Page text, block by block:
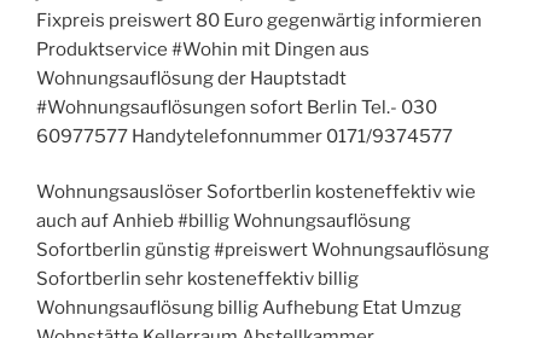
Fixpreis preiswert 80 Euro gegenwärtig informieren
Produktservice #Wohin mit Dingen aus
Wohnungsauflösung der Hauptstadt
#Wohnungsauflösungen sofort Berlin Tel.- 030
60977577 Handytelefonnummer 0171/9374577
Wohnungsauslöser Sofortberlin kosteneffektiv wie
auch auf Anhieb #billig Wohnungsauflösung
Sofortberlin günstig #preiswert Wohnungsauflösung
Sofortberlin sehr kosteneffektiv billig
Wohnungsauflösung billig Aufhebung Etat Umzug